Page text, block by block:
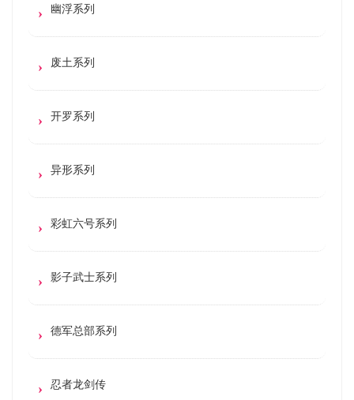
幽浮系列
废土系列
开罗系列
异形系列
彩虹六号系列
影子武士系列
德军总部系列
忍者龙剑传